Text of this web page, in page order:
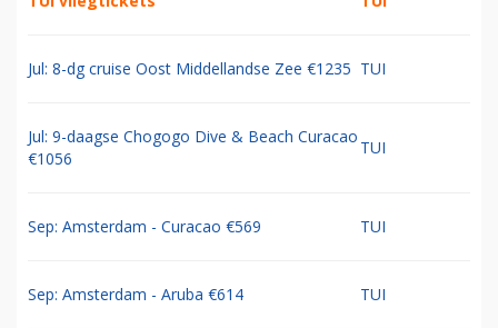
Jul: 8-dg cruise Oost Middellandse Zee €1235 TUI
Jul: 9-daagse Chogogo Dive & Beach Curacao
€1056
TUI
Sep: Amsterdam - Curacao €569 TUI
Sep: Amsterdam - Aruba €614 TUI